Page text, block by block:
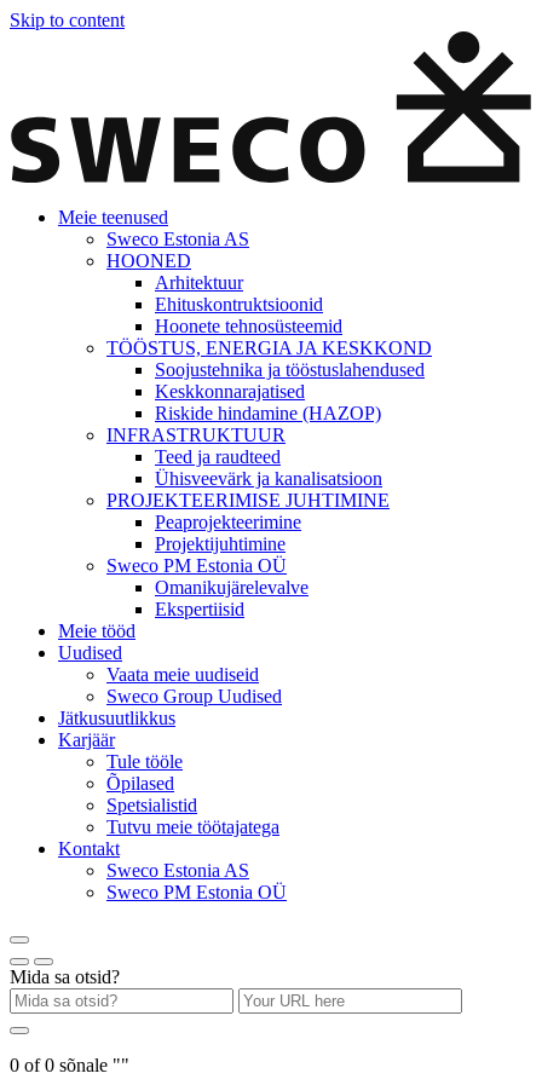
Skip to content
Meie teenused
Sweco Estonia AS
HOONED
Arhitektuur
Ehituskontruktsioonid
Hoonete tehnosüsteemid
TÖÖSTUS, ENERGIA JA KESKKOND
Soojustehnika ja tööstuslahendused
Keskkonnarajatised
Riskide hindamine (HAZOP)
INFRASTRUKTUUR
Teed ja raudteed
Ühisveevärk ja kanalisatsioon
PROJEKTEERIMISE JUHTIMINE
Peaprojekteerimine
Projektijuhtimine
Sweco PM Estonia OÜ
Omanikujärelevalve
Ekspertiisid
Meie tööd
Uudised
Vaata meie uudiseid
Sweco Group Uudised
Jätkusuutlikkus
Karjäär
Tule tööle
Õpilased
Spetsialistid
Tutvu meie töötajatega
Kontakt
Sweco Estonia AS
Sweco PM Estonia OÜ
Mida sa otsid?
0 of0 sõnale ""